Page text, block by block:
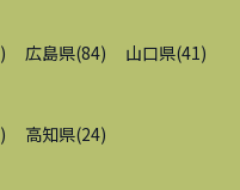
) 広島県(84) 山口県(41 )
) 高知県(24)